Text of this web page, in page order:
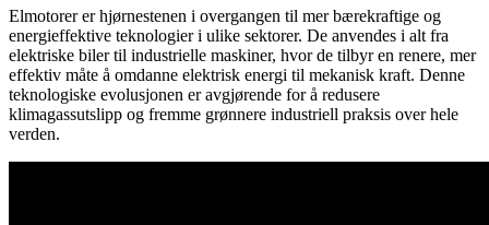
Elmotorer er hjørnestenen i overgangen til mer bærekraftige og
energieffektive teknologier i ulike sektorer. De anvendes i alt fra
elektriske biler til industrielle maskiner, hvor de tilbyr en renere, mer
effektiv måte å omdanne elektrisk energi til mekanisk kraft. Denne
teknologiske evolusjonen er avgjørende for å redusere
klimagassutslipp og fremme grønnere industriell praksis over hele
verden.